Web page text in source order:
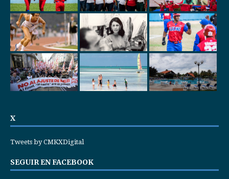
X
Tweets by CMKXDigital
SEGUIR EN FACEBOOK